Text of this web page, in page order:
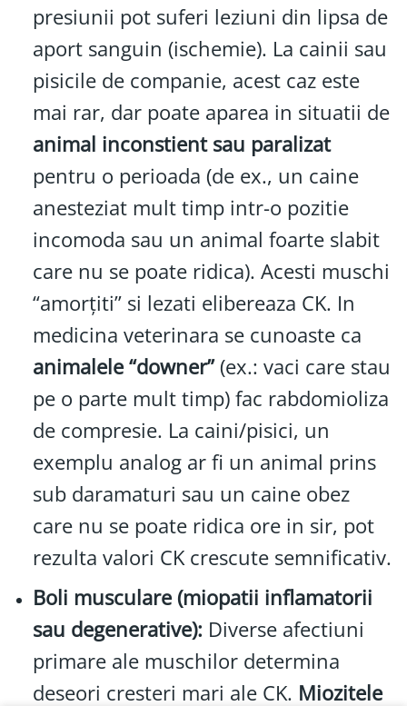
presiunii pot suferi leziuni din lipsa de
aport sanguin (ischemie). La cainii sau
pisicile de companie, acest caz este
mai rar, dar poate aparea in situatii de
animal inconstient sau paralizat
pentru o perioada (de ex., un caine
anesteziat mult timp intr-o pozitie
incomoda sau un animal foarte slabit
care nu se poate ridica). Acesti muschi
“amorțiti” si lezati elibereaza CK. In
medicina veterinara se cunoaste ca
animalele “downer”(ex.: vaci care stau
pe o parte mult timp) fac rabdomioliza
de compresie. La caini/pisici, un
exemplu analog ar fi un animal prins
sub daramaturi sau un caine obez
care nu se poate ridica ore in sir, pot
rezulta valori CK crescute semnificativ.
Boli musculare (miopatii inflamatorii
sau degenerative): Diverse afectiuni
primare ale muschilor determina
deseori cresteri mari ale CK. Miozitele